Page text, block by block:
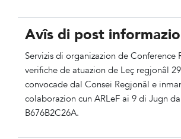
Avîs di post
Servizis di organizazion de Conference
verifiche de atuazion de Leç regjonâl
convocade dal Consei Regjonâl e
colaborazion cun ARLeF ai 9 di Jugn
B676B2C26A.